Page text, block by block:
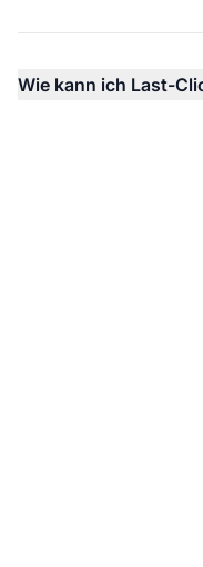
Wie kann ich Last-